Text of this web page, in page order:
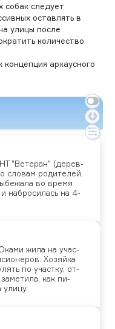
собак следует
оставлять в
улицы после
количество
архаусного
"Ве­теран" (де­рев­
сло­вам ро­дите­лей,
во вре­мя
наб­ро­силась на 4-
жи­ла на учас­
Хо­зяй­ка
по учас­тку, от­
как пи­